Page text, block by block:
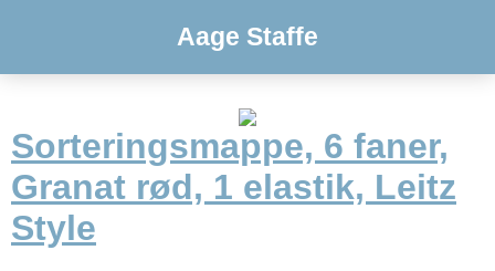
Aage Staffe
Sorteringsmappe, 6 faner,
Granat rød, 1 elastik, Leitz
Style